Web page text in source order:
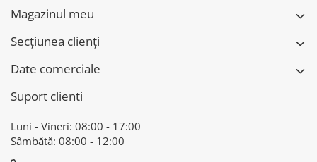
Magazinul meu
Secțiunea clienți
Date comerciale
Suport clienti
Luni - Vineri: 08:00 - 17:00
Sâmbătă: 08:00 - 12:00